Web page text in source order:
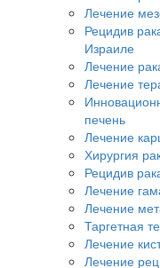
Лечение
Рецидив
Израиле
Лечение
Лечение
печень
Лечение
Хирургия
Рецидив
Лечение
Лечение
Таргетная
Лечение
Лечение